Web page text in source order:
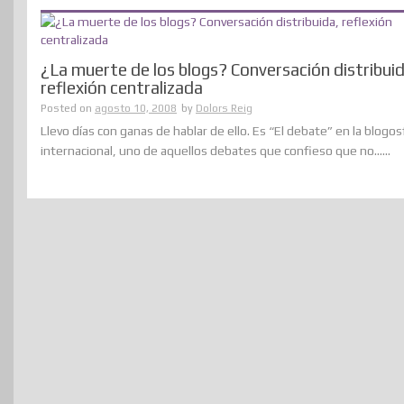
¿La muerte de los blogs? Conversación
reflexión centralizada
Posted on agosto 10, 2008 by Dolors Reig
Llevo días con ganas de hablar de ello. Es “El debate” en la
internacional, uno de aquellos debates que confieso que no......